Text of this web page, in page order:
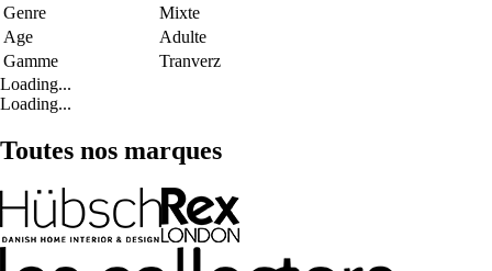
Genre
Mixte
Age
Adulte
Gamme
Tranverz
Loading...
Loading...
Toutes nos marques